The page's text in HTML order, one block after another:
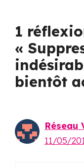
1
«
bientôt
Réseau
11/05/